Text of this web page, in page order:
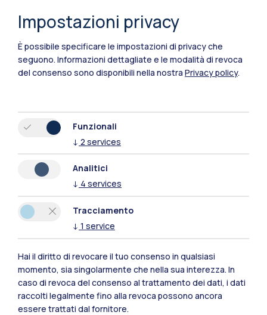
Polimi Community
Tutti i siti dell’ecosistema
Residenze Frontiere
Impostazioni privacy
È possibile specificare le impostazioni di privacy che
seguono. Informazioni dettagliate e le modalità di revoca
del consenso sono disponibili nella nostra Privacy policy.
Funzionali
↓ 2 services
Analitici
↓ 4 services
Tracciamento
↓ 1 service
Hai il diritto di revocare il tuo consenso in qualsiasi
momento, sia singolarmente che nella sua interezza. In
caso di revoca del consenso al trattamento dei dati, i dati
raccolti legalmente fino alla revoca possono ancora
essere trattati dal fornitore.